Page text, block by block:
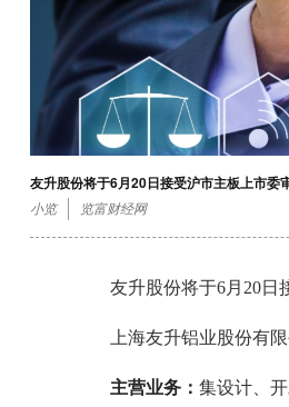
友升股份将于6月20日接受沪市主板上市委
小览 览富财经网
友升股份将于6月20日
上海友升铝业股份有
主营业务： 集设计、